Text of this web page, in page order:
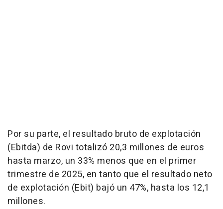
Por su parte, el resultado bruto de explotación
(Ebitda) de Rovi totalizó 20,3 millones de euros
hasta marzo, un 33% menos que en el primer
trimestre de 2025, en tanto que el resultado neto
de explotación (Ebit) bajó un 47%, hasta los 12,1
millones.